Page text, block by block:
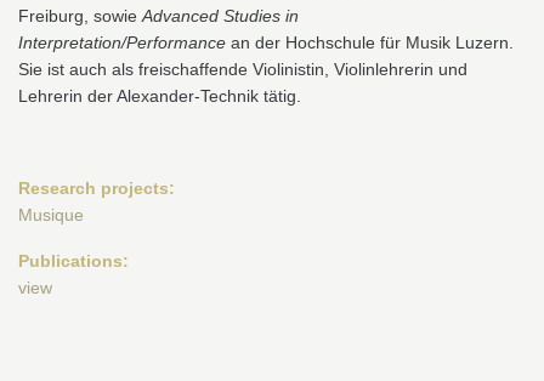
Freiburg, sowie Advanced Studies in
Interpretation/Performance an der Hochschule für Musik Luzern.
Sie ist auch als freischaffende Violinistin, Violinlehrerin und
Lehrerin der Alexander-Technik tätig.
Research projects:
Musique
Publications:
view